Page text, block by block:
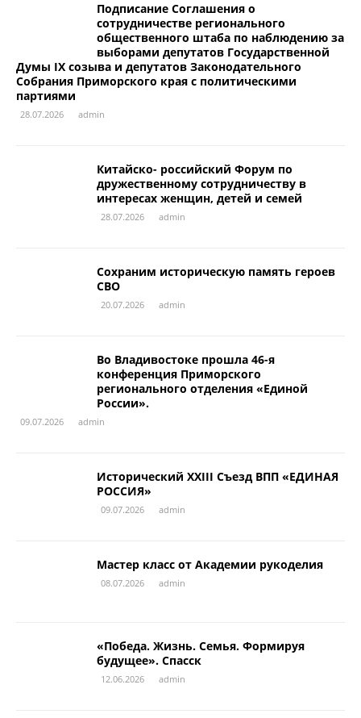
Подписание Соглашения о
сотрудничестве регионального
общественного штаба по наблюдению за
выборами депутатов Государственной
Думы IX созыва и депутатов Законодательного
Собрания Приморского края с политическими
партиями
28.07.2026 admin
Китайско- российский Форум по
дружественному сотрудничеству в
интересах женщин, детей и семей
28.07.2026 admin
Сохраним историческую память героев
СВО
20.07.2026 admin
Во Владивостоке прошла 46-я
конференция Приморского
регионального отделения «Единой
России».
09.07.2026 admin
Исторический XXIII Съезд ВПП «ЕДИНАЯ
РОССИЯ»
09.07.2026 admin
Мастер класс от Академии рукоделия
08.07.2026 admin
«Победа. Жизнь. Семья. Формируя
будущее». Спасск
12.06.2026 admin